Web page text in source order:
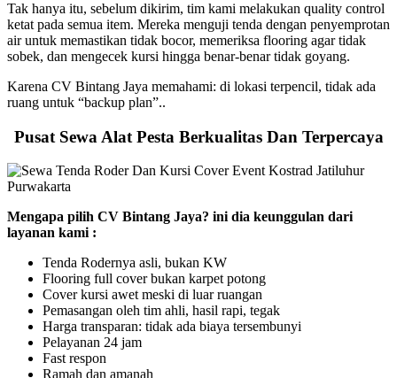
Tak hanya itu, sebelum dikirim, tim kami melakukan quality control
ketat pada semua item. Mereka menguji tenda dengan penyemprotan
air untuk memastikan tidak bocor, memeriksa flooring agar tidak
sobek, dan mengecek kursi hingga benar-benar tidak goyang.
Karena CV Bintang Jaya memahami: di lokasi terpencil, tidak ada
ruang untuk “backup plan”..
Pusat Sewa Alat Pesta Berkualitas Dan Terpercaya
Mengapa pilih CV Bintang Jaya? ini dia keunggulan dari
layanan kami :
Tenda Rodernya asli, bukan KW
Flooring full cover bukan karpet potong
Cover kursi awet meski di luar ruangan
Pemasangan oleh tim ahli, hasil rapi, tegak
Harga transparan: tidak ada biaya tersembunyi
Pelayanan 24 jam
Fast respon
Ramah dan amanah